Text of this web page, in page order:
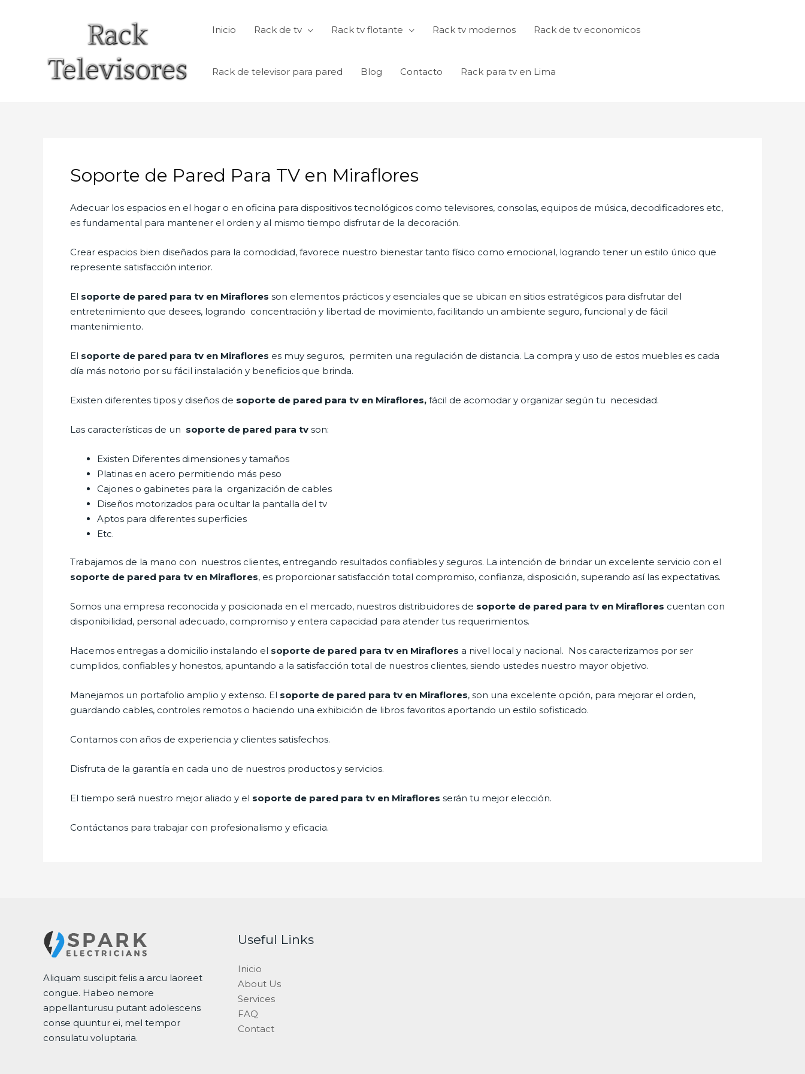
Inicio Rack de tv Rack tv flotante Rack tv modernos Rack de tv economicos
Rack de televisor para pared Blog Contacto Rack para tv en Lima
Soporte de Pared Para TV en Miraflores
Adecuar los espacios en el hogar o en oficina para dispositivos tecnológicos como televisores, consolas, equipos de música, decodificadores etc,
es fundamental para mantener el orden y al mismo tiempo disfrutar de la decoración.
Crear espacios bien diseñados para la comodidad, favorece nuestro bienestar tanto físico como emocional, logrando tener un estilo único que
represente satisfacción interior.
El soporte de pared para tv en Miraflores son elementos prácticos y esenciales que se ubican en sitios estratégicos para disfrutar del
entretenimiento que desees, logrando concentración y libertad de movimiento, facilitando un ambiente seguro, funcional y de fácil
mantenimiento.
El soporte de pared para tv en Miraflores es muy seguros, permiten una regulación de distancia. La compra y uso de estos muebles es cada
día más notorio por su fácil instalación y beneficios que brinda.
Existen diferentes tipos y diseños de soporte de pared para tv en Miraflores, fácil de acomodar y organizar según tu necesidad.
Las características de un soporte de pared para tv son:
Existen Diferentes dimensiones y tamaños
Platinas en acero permitiendo más peso
Cajones o gabinetes para la organización de cables
Diseños motorizados para ocultar la pantalla del tv
Aptos para diferentes superficies
Etc.
Trabajamos de la mano con nuestros clientes, entregando resultados confiables y seguros. La intención de brindar un excelente servicio con el
soporte de pared para tv en Miraflores, es proporcionar satisfacción total compromiso, confianza, disposición, superando así las expectativas.
Somos una empresa reconocida y posicionada en el mercado, nuestros distribuidores de soporte de pared para tv en Miraflores cuentan con
disponibilidad, personal adecuado, compromiso y entera capacidad para atender tus requerimientos.
Hacemos entregas a domicilio instalando el soporte de pared para tv en Miraflores a nivel local y nacional. Nos caracterizamos por ser
cumplidos, confiables y honestos, apuntando a la satisfacción total de nuestros clientes, siendo ustedes nuestro mayor objetivo.
Manejamos un portafolio amplio y extenso. El soporte de pared para tv en Miraflores, son una excelente opción, para mejorar el orden,
guardando cables, controles remotos o haciendo una exhibición de libros favoritos aportando un estilo sofisticado.
Contamos con años de experiencia y clientes satisfechos.
Disfruta de la garantía en cada uno de nuestros productos y servicios.
El tiempo será nuestro mejor aliado y el soporte de pared para tv en Miraflores serán tu mejor elección.
Contáctanos para trabajar con profesionalismo y eficacia.
Aliquam suscipit felis a arcu laoreet
congue. Habeo nemore
appellanturusu putant adolescens
conse quuntur ei, mel tempor
consulatu voluptaria.
Useful Links
Inicio
About Us
Services
FAQ
Contact